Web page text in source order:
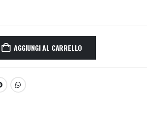
AGGIUNGI AL CARRELLO